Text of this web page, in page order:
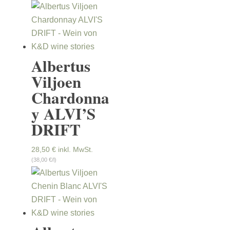
Albertus
Viljoen
Chardonna
y ALVI’S
DRIFT
28,50 € inkl. MwSt.
(38,00 €/l)